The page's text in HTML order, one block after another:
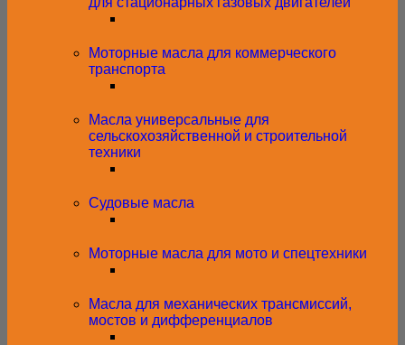
Моторные масла для коммерческого
транспорта
Масла универсальные для
сельскохозяйственной и строительной
техники
Судовые масла
Моторные масла для мото и спецтехники
Масла для механических трансмиссий,
мостов и дифференциалов